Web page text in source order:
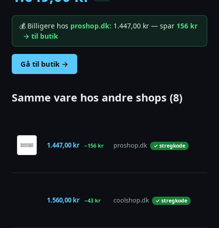
💰 Billigere hos proshop.dk: 1.447,00 kr — spar 156 kr
→ til butik
Gå til butik →
Samme vare hos andre shops (8)
1.447,00 kr −156 kr proshop.dk ✓ stregkode
1.560,00 kr −43 kr coolshop.dk ✓ stregkode